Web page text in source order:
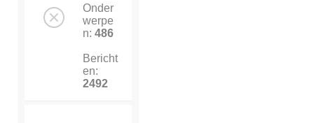
Onder
werpe
n: 486
Bericht
en:
2492